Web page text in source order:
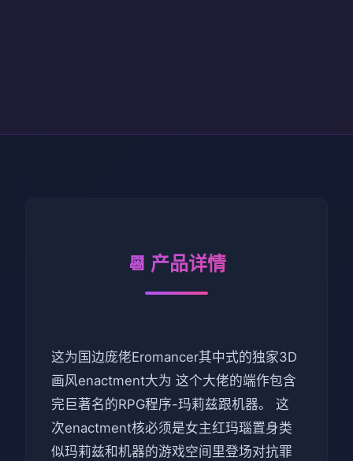
📆 产品详情
这为国边庞佬Eromancer其中式的独家3D
画风enactment大为 这个大佬的端作包含
完巨著名的RPG程序-玛莉兹跟机器。 这
次enactment核必须是女主红玛瑙置身类
似玛莉兹和机器的游戏空间里登场对抗罪